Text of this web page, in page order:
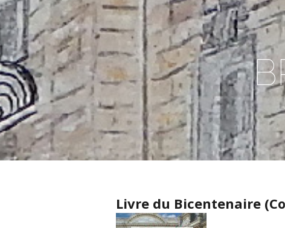
Livre du Bicentenaire